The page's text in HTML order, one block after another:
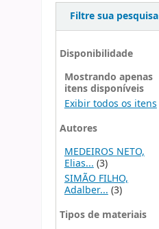
Filtre sua pesquisa
Disponibilidade
Mostrando apenas
itens disponíveis
Exibir todos os itens
Autores
MEDEIROS NETO,
Elias...(3)
SIMÃO FILHO,
Adalber... (3)
Tipos de materiais